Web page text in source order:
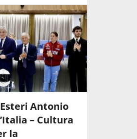
Antonio
– Cultura
la